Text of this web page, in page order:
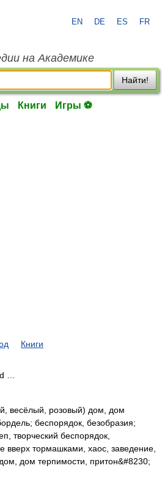
EN DE ES FR
на Академике
Найти!
Книги Игры ⚽
Книги
…
весёлый, розовый) дом, дом
беспорядок, безобразия;
творческий беспорядок,
вверх тормашками, хаос, заведение,
дом терпимости, притон&#8230;